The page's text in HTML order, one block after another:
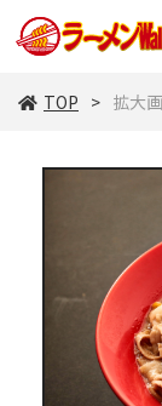
TOP 拡大